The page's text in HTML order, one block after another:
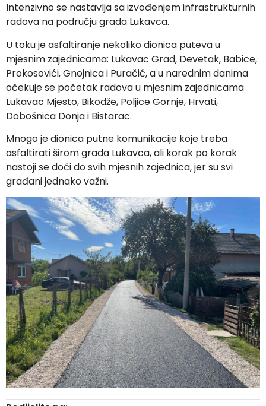
Intenzivno se nastavlja sa izvođenjem infrastrukturnih
radova na području grada Lukavca.
U toku je asfaltiranje nekoliko dionica puteva u
mjesnim zajednicama: Lukavac Grad, Devetak, Babice,
Prokosovići, Gnojnica i Puračić, a u narednim danima
očekuje se početak radova u mjesnim zajednicama
Lukavac Mjesto, Bikodže, Poljice Gornje, Hrvati,
Dobošnica Donja i Bistarac.
Mnogo je dionica putne komunikacije koje treba
asfaltirati širom grada Lukavca, ali korak po korak
nastoji se doći do svih mjesnih zajednica, jer su svi
građani jednako važni.